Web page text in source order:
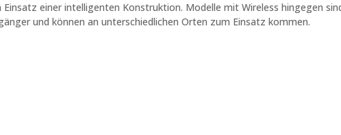
Einsatz einer intelligenten Konstruktion. Modelle mit Wireless hingegen
und können an unterschiedlichen Orten zum Einsatz kommen.